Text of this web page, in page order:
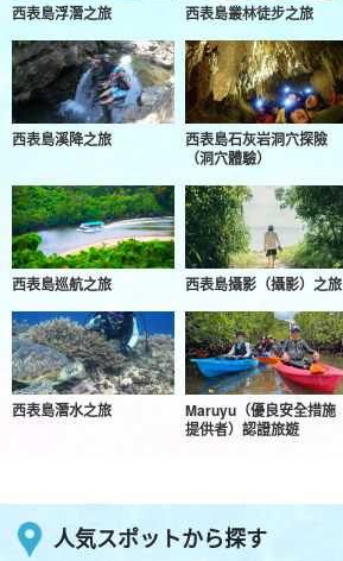
西表島浮潛之旅 西表島叢林徒步之旅
西表島溪降之旅
西表島石灰岩洞穴探險
（洞穴體驗）
西表島巡航之旅 西表島攝影（攝影）之旅
西表島潛水之旅
Maruyu（優良安全措施
提供者）認證旅遊
人気スポットから探す